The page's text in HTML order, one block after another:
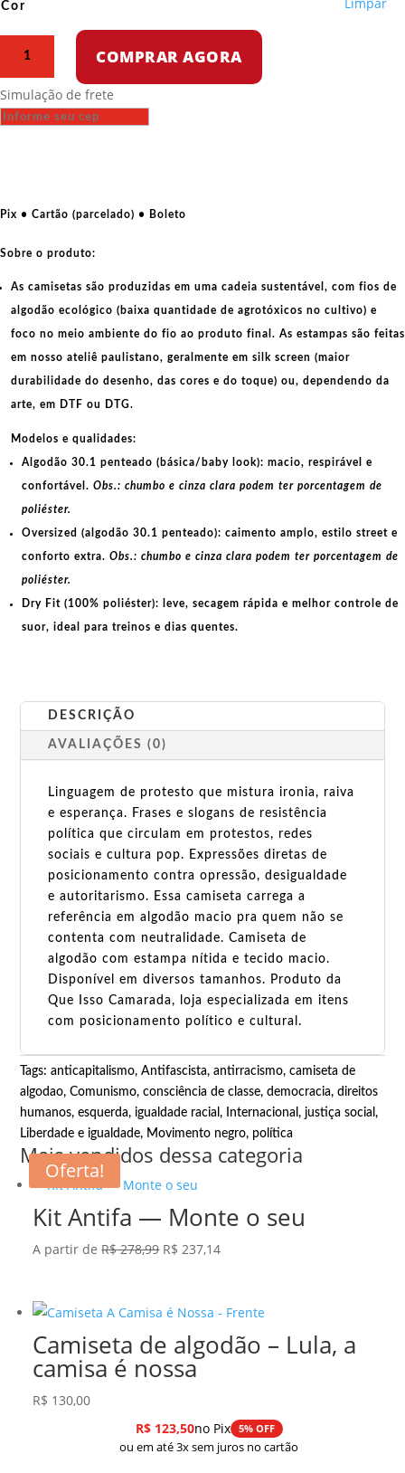
Cor
-
Liberdade
COMPRAR AGORA
Simulação de frete
Pix • Cartão (parcelado) • Boleto
Sobre o produto:
As camisetas são produzidas em uma cadeia sustentável, com fios de
algodão ecológico (baixa quantidade de agrotóxicos no cultivo) e
foco no meio ambiente do fio ao produto final. As estampas são feitas
em nosso ateliê paulistano, geralmente em silk screen (maior
durabilidade do desenho, das cores e do toque) ou, dependendo da
arte, em DTF ou DTG.
Modelos e qualidades:
Algodão 30.1 penteado (básica/baby look): macio, respirável e
confortável. Obs.: chumbo e cinza clara podem ter porcentagem de
poliéster.
Oversized (algodão 30.1 penteado): caimento amplo, estilo street e
conforto extra. Obs.: chumbo e cinza clara podem ter porcentagem de
poliéster.
Dry Fit (100% poliéster): leve, secagem rápida e melhor controle de
suor, ideal para treinos e dias quentes.
DESCRIÇÃO
AVALIAÇÕES (0)
Linguagem de protesto que mistura ironia, raiva
e esperança. Frases e slogans de resistência
política que circulam em protestos, redes
sociais e cultura pop. Expressões diretas de
posicionamento contra opressão, desigualdade
e autoritarismo. Essa camiseta carrega a
referência em algodão macio pra quem não se
contenta com neutralidade. Camiseta de
algodão com estampa nítida e tecido macio.
Disponível em diversos tamanhos. Produto da
Que Isso Camarada, loja especializada em itens
com posicionamento político e cultural.
Tags:anticapitalismo,Antifascista,antirracismo,camiseta de
algodao,Comunismo,consciência de classe,democracia,direitos
humanos,esquerda,igualdade racial, Internacional,justiça social,
Liberdade e igualdade, Movimento negro, política
Mais vendidos dessa categoria
Oferta!
Kit Antifa — Monte o seu
A partir deR$278,99 O
era:
R$ 278,99.
R$ 237,14O
é:
R$ 237,14.
Camiseta de algodão – Lula, a
camisa é nossa
R$ 130,00
R$123,50no Pix 5% OFF
ou em até 3x sem juros no cartão